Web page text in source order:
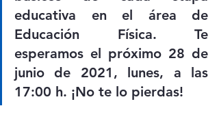
educativa en el área de
Educación Física. Te
esperamos el próximo 28 de
junio de 2021, lunes, a las
17:00 h. ¡No te lo pierdas!